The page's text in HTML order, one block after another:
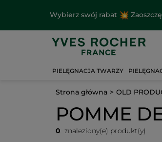
Wybierz swój rabat
PIELĘGNACJA TWARZY
Strona główna OLD
POMME
0 znaleziony(e) produkt(y)